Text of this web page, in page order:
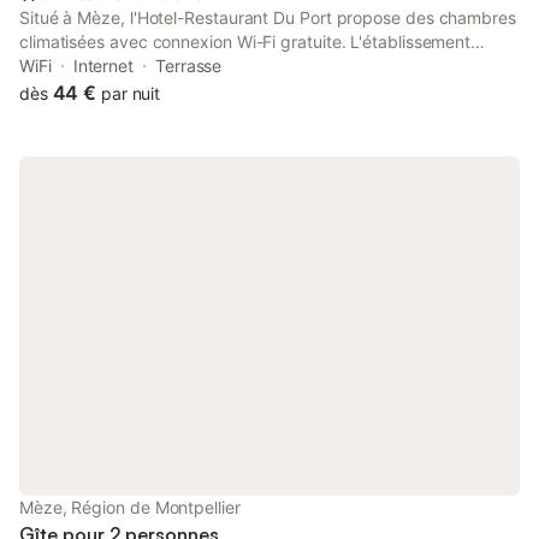
Situé à Mèze, l'Hotel-Restaurant Du Port propose des chambres
climatisées avec connexion Wi-Fi gratuite. L'établissement
assure un service d'étage et possède un restaurant. Certaines
chambres disposent d'une terrasse avec vue sur la mer.
WiFi Internet
Terrasse
dès 44 € par nuit
Mèze, Région de Montpellier
Gîte pour 2 personnes